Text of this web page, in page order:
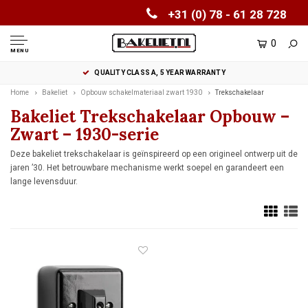
+31 (0) 78 - 61 28 728
MENU
0
QUALITY CLASS A, 5 YEAR WARRANTY
Home Bakeliet Opbouw schakelmateriaal zwart 1930 Trekschakelaar
Bakeliet Trekschakelaar Opbouw –
Zwart – 1930-serie
Deze bakeliet trekschakelaar is geïnspireerd op een origineel ontwerp uit de
jaren ’30. Het betrouwbare mechanisme werkt soepel en garandeert een
lange levensduur.